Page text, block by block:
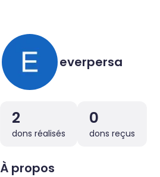
everpersa
2
dons réalisés
0
dons reçus
À propos